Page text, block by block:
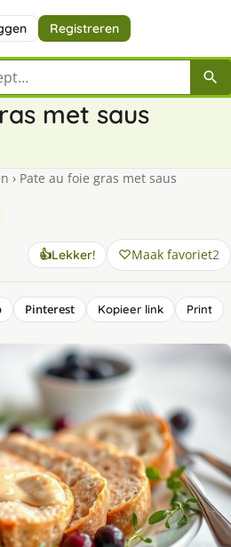
Registreren
met saus
› Pate au foie gras met saus
👍Lekker! Maak favoriet2
Pinterest Kopieer link Print